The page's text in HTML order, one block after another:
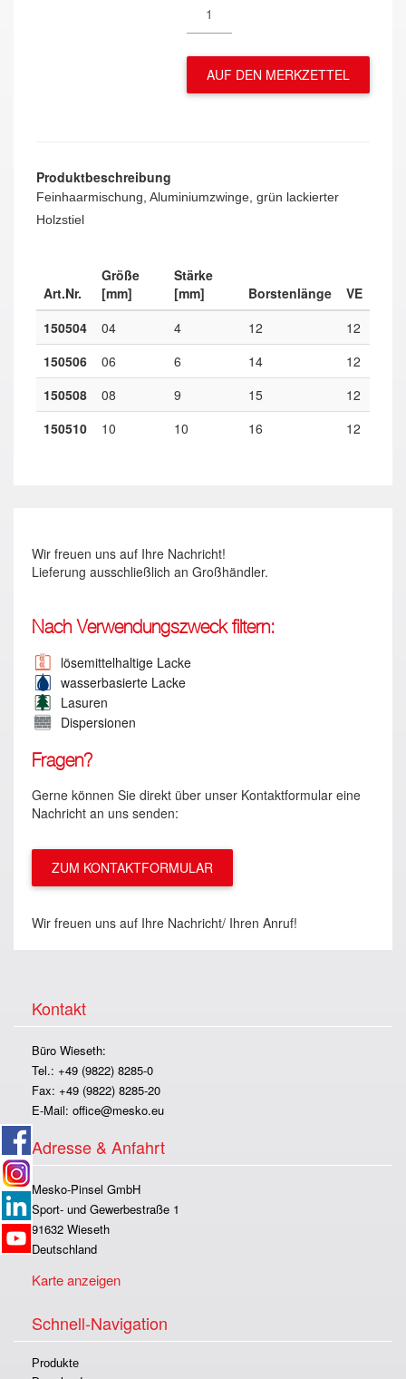
AUF DEN MERKZETTEL
Produktbeschreibung
Feinhaarmischung, Aluminiumzwinge, grün lackierter
Holzstiel
Art.Nr.
Größe
[mm]
Stärke
[mm]
Borstenlänge
VE
150504
04 4 12
12
150506
06 6 14
12
150508
08 9 15
12
150510
10 10 16 12
Wir freuen uns auf Ihre Nachricht!
Lieferung ausschließlich an Großhändler.
Nach Verwendungszweck filtern:
lösemittelhaltige Lacke
wasserbasierte Lacke
Lasuren
Dispersionen
Fragen?
Gerne können Sie direkt über unser Kontaktformular eine
Nachricht an uns senden:
ZUM KONTAKTFORMULAR
Wir freuen uns auf Ihre Nachricht/ Ihren Anruf!
Kontakt
Büro Wieseth:
Tel.: +49 (9822) 8285-0
Fax: +49 (9822) 8285-20
E-Mail: office@mesko.eu
Adresse & Anfahrt
Mesko-Pinsel GmbH
Sport- und Gewerbestraße 1
91632 Wieseth
Deutschland
Karte anzeigen
Schnell-Navigation
Produkte